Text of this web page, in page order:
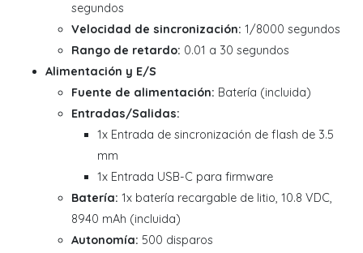
segundos
Velocidad de sincronización: 1/8000 segundos
Rango de retardo: 0.01 a 30 segundos
Alimentación y E/S
Fuente de alimentación: Batería (incluida)
Entradas/Salidas:
1x Entrada de sincronización de flash de 3.5
mm
1x Entrada USB-C para firmware
Batería: 1x batería recargable de litio, 10.8 VDC,
8940 mAh (incluida)
Autonomía: 500 disparos